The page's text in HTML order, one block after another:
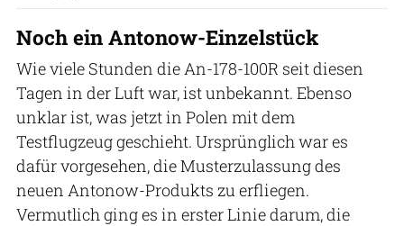
Noch ein Antonow-Einzelstück
Wie viele Stunden die An-178-100R seit diesen
Tagen in der Luft war, ist unbekannt. Ebenso
unklar ist, was jetzt in Polen mit dem
Testflugzeug geschieht. Ursprünglich war es
dafür vorgesehen, die Musterzulassung des
neuen Antonow-Produkts zu erfliegen.
Vermutlich ging es in erster Linie darum, die